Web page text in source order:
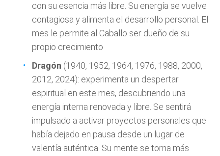
con su esencia más libre. Su energía se vuelve
contagiosa y alimenta el desarrollo personal. El
mes le permite al Caballo ser dueño de su
propio crecimiento
Dragón (1940, 1952, 1964, 1976, 1988, 2000,
2012, 2024): experimenta un despertar
espiritual en este mes, descubriendo una
energía interna renovada y libre. Se sentirá
impulsado a activar proyectos personales que
había dejado en pausa desde un lugar de
valentía auténtica. Su mente se torna más